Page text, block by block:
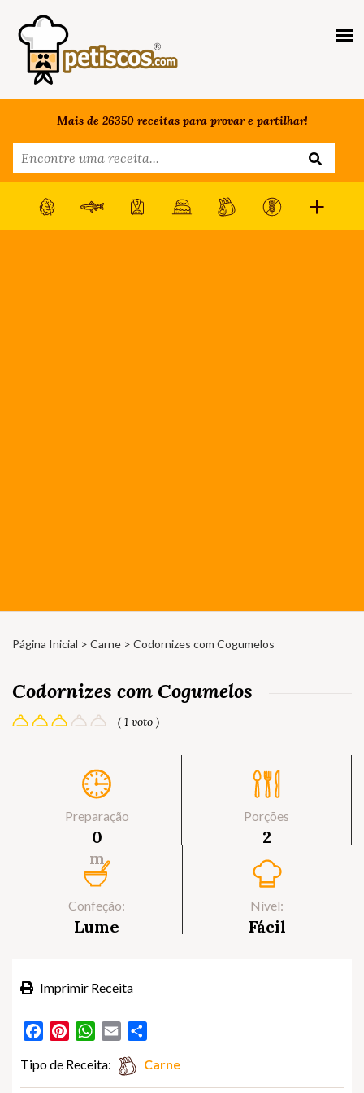
Mais de 26350 receitas para provar e partilhar!
Página Inicial > Carne > Codornizes com Cogumelos
Codornizes com Cogumelos
( 1 voto )
Preparação
0
m
Porções
2
Confeção:
Lume
Nível:
Fácil
Imprimir Receita
FacebookPinterestWhatsApp
Email
Tipo de Receita: Carne